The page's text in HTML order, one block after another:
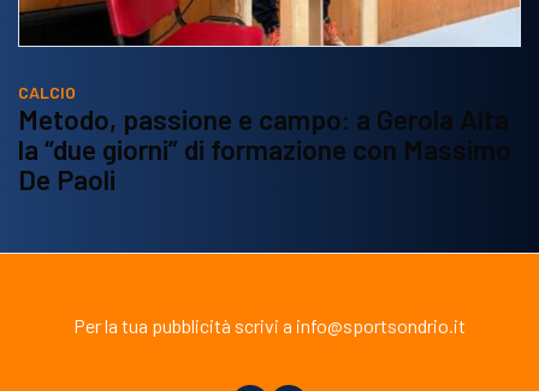
CALCIO
Metodo, passione e campo: a Gerola Alta
la “due giorni” di formazione con Massimo
De Paoli
Per la tua pubblicità scrivi a info@sportsondrio.it